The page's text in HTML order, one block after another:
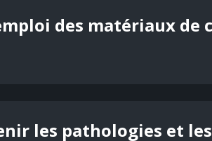
des matériaux de
les pathologies et